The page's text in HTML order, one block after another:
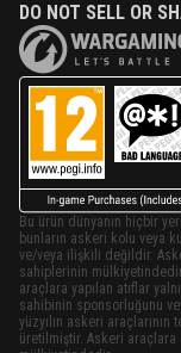
DO NOT SELL OR
Bu ürün dünyanın hiçbir
bunların askeri kolu veya
ve/veya ilişkili değildir.
sahiplerinin
araçlara yapılan atıflar
sahibinin sponsorluğunu
yüzyılın askeri
üretilmiştir. Askeri